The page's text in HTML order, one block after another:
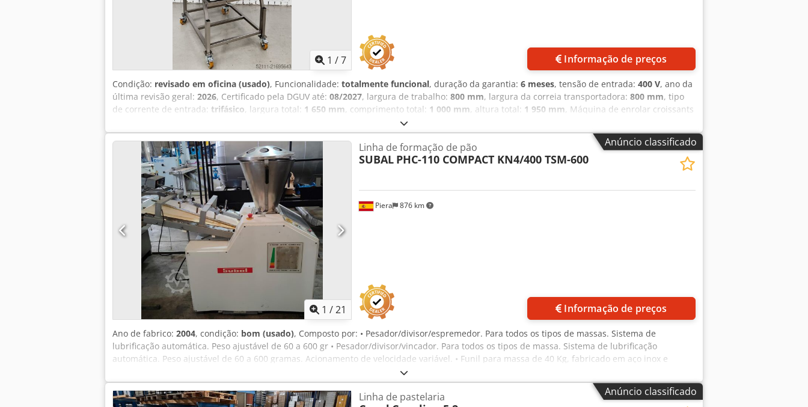
1 /7 Informação de preços
Condição: revisado em oficina (usado), Funcionalidade: totalmente funcional, duração da garantia: 6 meses, tensão de entrada: 400 V, ano da
última revisão geral: 2026, Certificado pela DGUV até: 08/2027, largura de trabalho: 800 mm, largura da correia transportadora: 800 mm, tipo
de corrente de entrada: trifásico, largura total: 1 650 mm, comprimento total: 1 000 mm, altura total: 1 950 mm, Máquina de enrolar croissants
Universum LWT 3/80-40J-EB2/20 Compacta modeladora de baguetes com enrolador de croissants Cjdpfx Acjy Adf No Toha e alimentador para
todos os tipos de pães, como Kornspitz e baguetes de sal, etc. Máquina universal combinada para enrolar e modelar comprido todos os tipos
de massas Construção em aço inoxidável Tecnologia robusta Ligação 400V, ficha 16A-CEE Dimensões: 1650 x 1000 x 1950 mm (LxPxA) Máquina
usada revisada com garantia e serviço de peças de reposição Qualidade de empresa especializada! Aproveite mais de 35 anos de experiência!
Anúncio classificado
1 /21
Piera 876 km
Linha de formação de pão
SUBAL PHC-110 COMPACT KN4/400 TSM-600
Informação de preços
Ano de fabrico: 2004, condição: bom (usado), Composto por: • Pesador/divisor/espremedor. Para todos os tipos de massas. Sistema de
lubrificação automática. Peso ajustável de 60 a 600 gr • Pesador/divisor/vincador. Para todos os tipos de massa. Sistema de lubrificação
automática. Peso ajustável de 60 a 600 gramas. Acionamento de velocidade variável. • Funil para massa de 40 Kg, fabricado em aço inox e
material antiaderente Chedpfx Acewcfq Ho Toa • Peneira de farinha • Contagem digital de peças • Câmara de repouso com 400 cestos •
Formadora de pão, largura da fita 600 mm.
Anúncio classificado
Linha de pastelaria